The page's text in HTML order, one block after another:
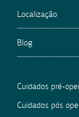
Localização
Blog
Cuidados pré-
Cuidados pós